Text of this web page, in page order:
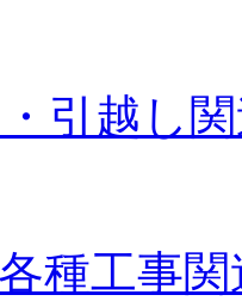
引越し
種工事関